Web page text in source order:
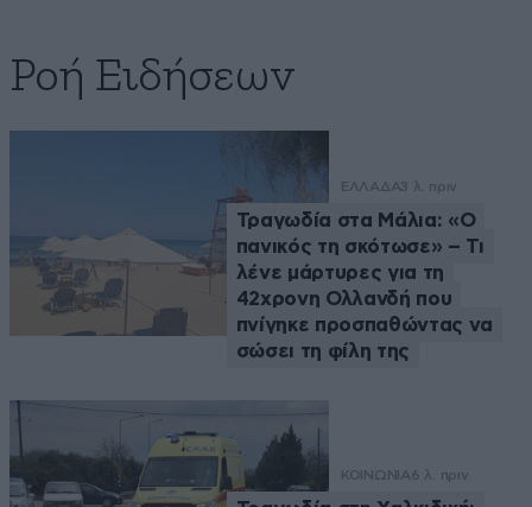
Ροή Ειδήσεων
ΕΛΛΑΔΑ3 λ. πριν
Τραγωδία στα Μάλια: «Ο
πανικός τη σκότωσε» – Τι
λένε μάρτυρες για τη
42χρονη Ολλανδή που
πνίγηκε προσπαθώντας να
σώσει τη φίλη της
ΚΟΙΝΩΝΙΑ6 λ. πριν